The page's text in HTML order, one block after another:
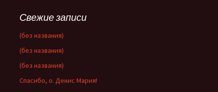
Свежие записи
(без названия)
(без названия)
(без названия)
Спасибо, о. Денис Мария!